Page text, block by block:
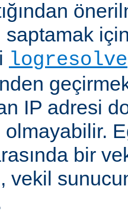
saptamak
logresolve
IP adresi
olmayabilir.
bir
vekil